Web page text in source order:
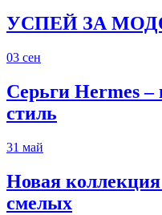
УСПЕЙ ЗА
03 сен
Серьги Hermes
стиль
31 май
Новая
смелых